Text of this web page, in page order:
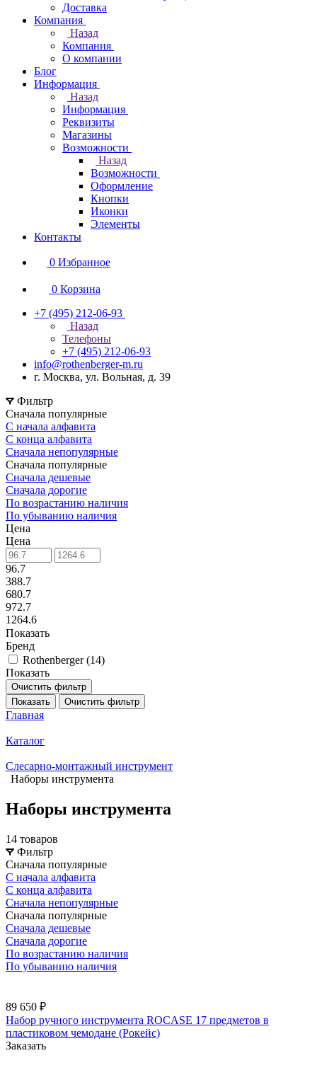
Доставка
Компания
Назад
Компания
О компании
Блог
Информация
Назад
Информация
Реквизиты
Магазины
Возможности
Назад
Возможности
Оформление
Кнопки
Иконки
Элементы
Контакты
0 Избранное
0 Корзина
+7 (495) 212-06-93
Назад
Телефоны
+7 (495) 212-06-93
info@rothenberger-m.ru
г. Москва, ул. Вольная, д. 39
Фильтр
Сначала популярные
С начала алфавита
С конца алфавита
Сначала непопулярные
Сначала популярные
Сначала дешевые
Сначала дорогие
По возрастанию наличия
По убыванию наличия
Цена
Цена
96.7
388.7
680.7
972.7
1264.6
Показать
Бренд
Rothenberger (14)
Показать
Очистить фильтр
Показать
Очистить фильтр
Главная
Каталог
Слесарно-монтажный инструмент
Наборы инструмента
Наборы инструмента
14 товаров
Фильтр
Сначала популярные
С начала алфавита
С конца алфавита
Сначала непопулярные
Сначала популярные
Сначала дешевые
Сначала дорогие
По возрастанию наличия
По убыванию наличия
89 650 ₽
Набор ручного инструмента ROCASE 17 предметов в
пластиковом чемодане (Рокейс)
Заказать